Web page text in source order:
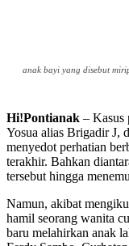
anak bayi yang disebut
Hi!Pontianak – Kasus
Yosua alias Brigadir J,
menyedot perhatian
terakhir. Bahkan
tersebut hingga
Namun, akibat
hamil seorang wanita
baru melahirkan anak